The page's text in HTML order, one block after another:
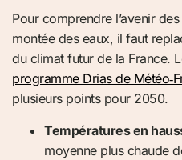
Pour comprendre l’avenir
montée des eaux, il faut
du climat futur de la France.
programme Drias de
plusieurs points pour 2050.
Températures en
moyenne plus chaude